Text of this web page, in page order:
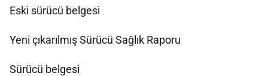
Eski sürücü belgesi
Yeni çıkarılmış Sürücü Sağlık Raporu
Sürücü belgesi